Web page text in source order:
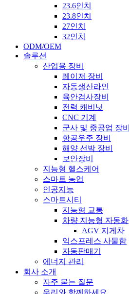
23.6인치
23.8인치
27인치
32인치
ODM/OEM
솔루션
산업용 장비
레이저 장비
자동생산라인
육안검사장비
전력 캐비닛
CNC 기계
군사 및 중공업 장비
항공우주 장비
해양 선박 장비
보안장비
지능형 헬스케어
스마트 농업
인공지능
스마트시티
지능형 교통
차량 지능형 자동화
AGV 지게차
익스프레스 사물함
자동판매기
에너지 관리
회사 소개
자주 묻는 질문
우리와 함께하세요